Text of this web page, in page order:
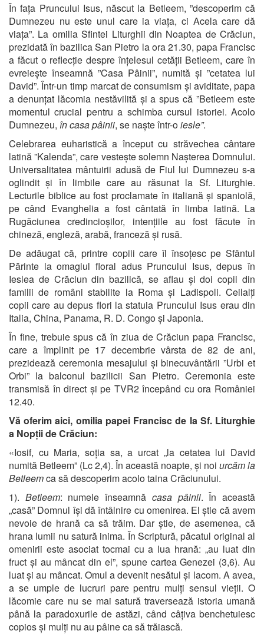
În fața Pruncului Isus, născut la Betleem, ”descoperim că
Dumnezeu nu este unul care ia viața, ci Acela care dă
viața”. La omilia Sfintei Liturghii din Noaptea de Crăciun,
prezidată în bazilica San Pietro la ora 21.30, papa Francisc
a făcut o reflecție despre înțelesul cetății Betleem, care în
evreiește înseamnă ”Casa Pâinii”, numită și ”cetatea lui
David”. Într-un timp marcat de consumism și aviditate, papa
a denunțat lăcomia nestăvilită și a spus că ”Betleem este
momentul crucial pentru a schimba cursul istoriei. Acolo
Dumnezeu, în casa pâinii, se naște într-oiesle”.
Celebrarea euharistică a început cu străvechea cântare
latină ”Kalenda”, care vestește solemn Nașterea Domnului.
Universalitatea mântuirii adusă de Fiul lui Dumnezeu s-a
oglindit și în limbile care au răsunat la Sf. Liturghie.
Lecturile biblice au fost proclamate în italiană și spaniolă,
pe când Evanghelia a fost cântată în limba latină. La
Rugăciunea credincioșilor, intențiile au fost făcute în
chineză, engleză, arabă, franceză și rusă.
De adăugat că, printre copiii care îl însoțesc pe Sfântul
Părinte la omagiul floral adus Pruncului Isus, depus în
Ieslea de Crăciun din bazilică, se aflau și doi copii din
familii de români stabilite la Roma și Ladispoli. Ceilalți
copii care au depus flori la statuia Pruncului Isus erau din
Italia, China, Panama, R. D. Congo și Japonia.
În fine, trebuie spus că în ziua de Crăciun papa Francisc,
care a împlinit pe 17 decembrie vârsta de 82 de ani,
prezidează ceremonia mesajului și binecuvântării ”Urbi et
Orbi” la balconul bazilicii San Pietro. Ceremonia este
transmisă în direct și pe TVR2 începând cu ora României
12.40.
Vă oferim aici, omilia papei Francisc de la Sf. Liturghie
a Nopții de Crăciun:
«Iosif, cu Maria, soția sa, a urcat „la cetatea lui David
numită Betleem” (Lc 2,4). În această noapte, și noi urcăm la
Betleemca să descoperim acolo taina Crăciunului.
1). Betleem: numele înseamnă casa pâinii. În această
„casă” Domnul își dă întâlnire cu omenirea. El știe că avem
nevoie de hrană ca să trăim. Dar știe, de asemenea, că
hrana lumii nu satură inima. În Scriptură, păcatul original al
omenirii este asociat tocmai cu a lua hrană: „au luat din
fruct și au mâncat din el”, spune cartea Genezei (3,6). Au
luat și au mâncat. Omul a devenit nesătul și lacom. A avea,
a se umple de lucruri pare pentru mulți sensul vieții. O
lăcomie care nu se mai satură traversează istoria umană
până la paradoxurile de astăzi, când câțiva benchetuiesc
copios și mulți nu au pâine ca să trăiască.